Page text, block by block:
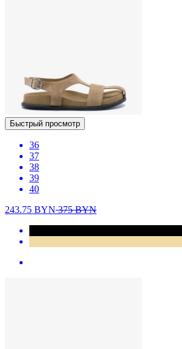
Быстрый просмотр
36
37
38
39
40
243.75 BYN375BYN